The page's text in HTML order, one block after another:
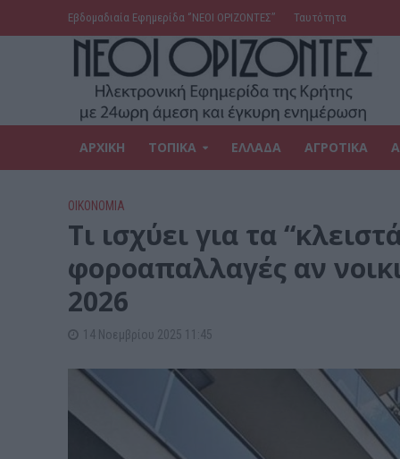
Εβδομαδιαία Εφημερίδα ‘’ΝΕΟΙ ΟΡΙΖΟΝΤΕΣ’’ Ταυτότητα
ΑΡΧΙΚΗ ΤΟΠΙΚΑ ΕΛΛΑΔΑ ΑΓΡΟΤΙΚΑ
ΟΙΚΟΝΟΜΙΑ
Tι ισχύει για τα
φοροαπαλλαγές αν
2026
14 Νοεμβρίου 2025 11:45